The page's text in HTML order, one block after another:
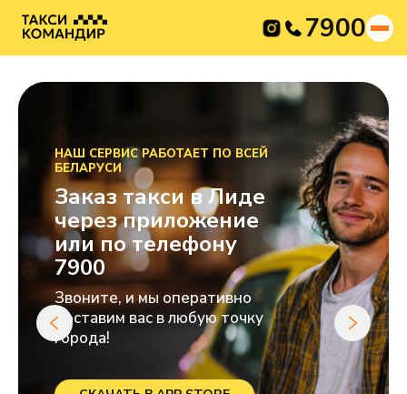
7900
НАШ СЕРВИС РАБОТАЕТ ПО ВСЕЙ
БЕЛАРУСИ
Заказ такси в Лиде
через приложение
или по телефону
7900
Звоните, и мы оперативно
доставим вас в любую точку
города!